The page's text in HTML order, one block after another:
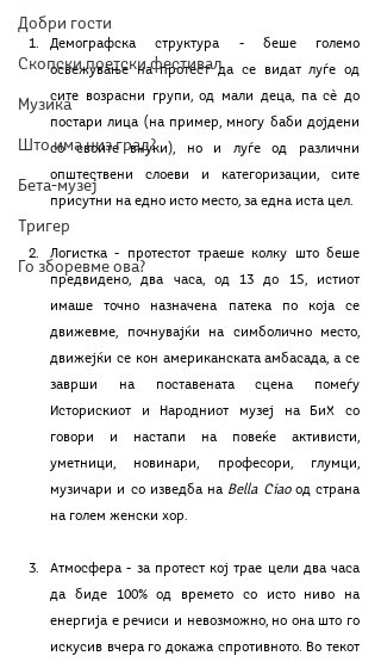
Добри гости
Скопски поетски фестивал
Музика
Што има низ град?
Бета-музеј
Тригер
Го зборевме ова?
Демографска структура - беше големо
освежување на протест да се видат луѓе од
сите возрасни групи, од мали деца, па сѐ до
постари лица (на пример, многу баби дојдени
со своите внуки), но и луѓе од различни
општествени слоеви и категоризации, сите
присутни на едно исто место, за една иста цел.
Логистка - протестот траеше колку што беше
предвидено, два часа, од 13 до 15, истиот
имаше точно назначена патека по која се
движевме, почнувајќи на симболично место,
движејќи се кон американската амбасада, а се
заврши на поставената сцена помеѓу
Историскиот и Народниот музеј на БиХ со
говори и настапи на повеќе активисти,
уметници, новинари, професори, глумци,
музичари и со изведба на Bella Ciao од страна
на голем женски хор.
Атмосфера - за протест кој трае цели два часа
да биде 100% од времето со исто ниво на
енергија е речиси и невозможно, но она што го
искусив вчера го докажа спротивното. Во текот